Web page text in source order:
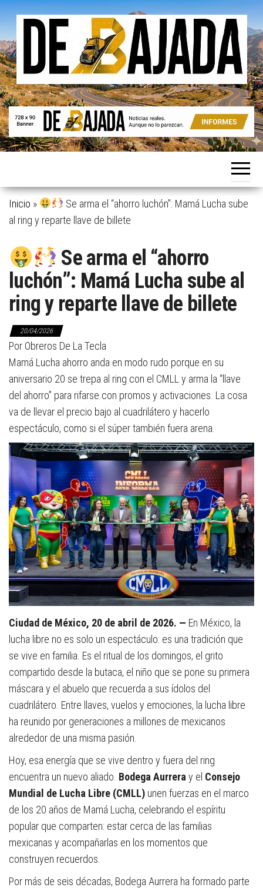
Saltar
contenido
De
Bajada
Noticias
Aunque
parezcan.
Inicio »
Se arma el “ahorro luchón”: Mamá Lucha sube
al ring y reparte llave de billete
Se arma el “ahorro
luchón”: Mamá Lucha sube al
ring y reparte llave de billete
20/04/2026
Por Obreros De La Tecla
Mamá Lucha ahorro anda en modo rudo porque en su
aniversario 20 se trepa al ring con el CMLL y arma la “llave
del ahorro” para rifarse con promos y activaciones. La cosa
va de llevar el precio bajo al cuadrilátero y hacerlo
espectáculo, como si el súper también fuera arena.
Ciudad de México, 20 de abril de 2026. — En México, la
lucha libre no es solo un espectáculo: es una tradición que
se vive en familia. Es el ritual de los domingos, el grito
compartido desde la butaca, el niño que se pone su primera
máscara y el abuelo que recuerda a sus ídolos del
cuadrilátero. Entre llaves, vuelos y emociones, la lucha libre
ha reunido por generaciones a millones de mexicanos
alrededor de una misma pasión.
Hoy, esa energía que se vive dentro y fuera del ring
encuentra un nuevo aliado. Bodega Aurreray el Consejo
Mundial de Lucha Libre (CMLL) unen fuerzas en el marco
de los 20 años de Mamá Lucha, celebrando el espíritu
popular que comparten: estar cerca de las familias
mexicanas y acompañarlas en los momentos que
construyen recuerdos.
Por más de seis décadas, Bodega Aurrera ha formado parte